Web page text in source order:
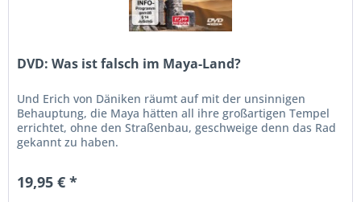
DVD: Was ist falsch im Maya-Land?
Und Erich von Däniken räumt auf mit der unsinnigen
Behauptung, die Maya hätten all ihre großartigen Tempel
errichtet, ohne den Straßenbau, geschweige denn das Rad
gekannt zu haben.
19,95 € *